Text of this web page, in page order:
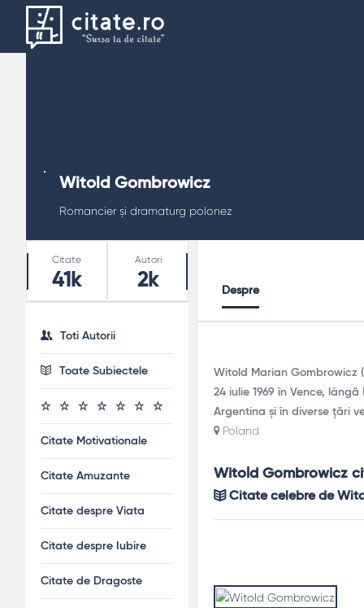
Witold Gombrowicz
Romancier și dramaturg polonez
Despre
Witold Marian Gombrowicz
24 iulie 1969 în Vence,
Argentina și în diverse țări
Poland
Witold Gombrowicz
Citate celebre de
Stats
Citate
41k
Autori
2k
Toti Autorii
Toate Subiectele
Citate Motivationale
Citate Amuzante
Citate despre Viata
Citate despre Iubire
Citate de Dragoste